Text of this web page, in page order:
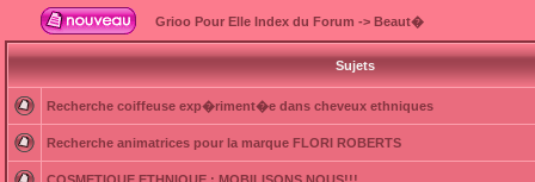
Grioo Pour Elle Index du Forum -> Beaut�
Sujets
Recherche coiffeuse exp�riment�e dans cheveux ethniques
Recherche animatrices pour la marque FLORI ROBERTS